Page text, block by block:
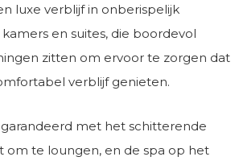
luxe verblijf in onberispelijk
en suites, die boordevol
zitten om ervoor te zorgen dat
verblijf genieten.
met het schitterende
om te loungen, en de spa op het